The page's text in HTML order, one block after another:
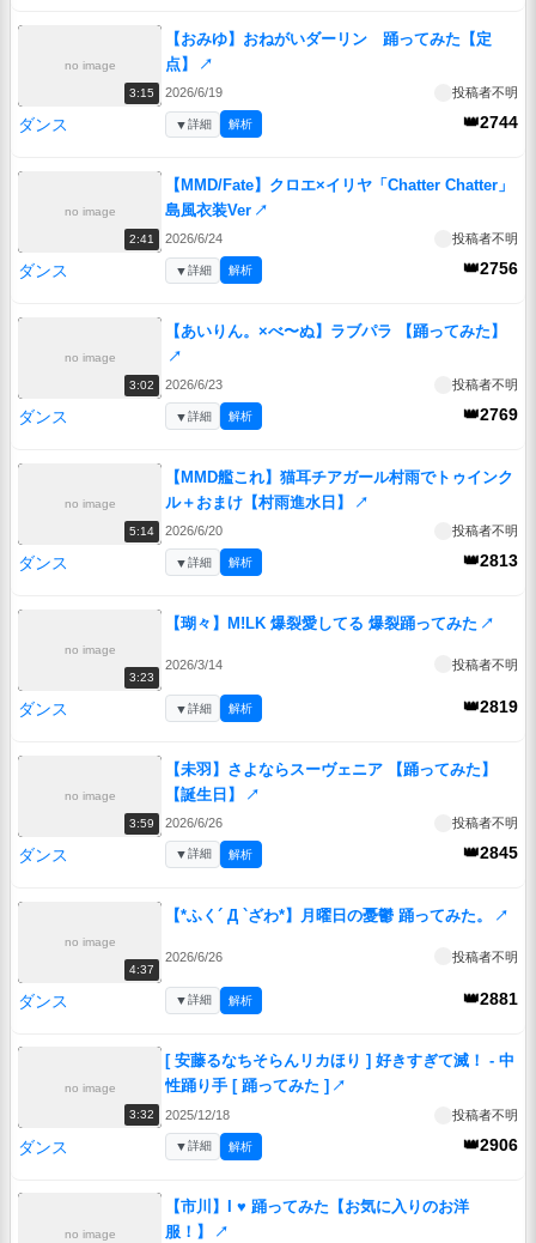
no image
3:15
【おみゆ】おねがいダーリン 踊ってみた【定
点】
↗
2026/6/19 投稿者不明
ダンス 👑2744
▼詳細 解析
no image
2:41
【MMD/Fate】クロエ×イリヤ「Chatter Chatter」
島風衣装Ver ↗
2026/6/24 投稿者不明
ダンス 👑2756
▼詳細 解析
no image
3:02
【あいりん。×べ〜ぬ】ラブパラ 【踊ってみた】
↗
2026/6/23 投稿者不明
ダンス 👑2769
▼詳細 解析
no image
5:14
【MMD艦これ】猫耳チアガール村雨でトゥインク
ル＋おまけ【村雨進水日】
↗
2026/6/20 投稿者不明
ダンス 👑2813
▼詳細 解析
no image
3:23
【瑚々】M!LK 爆裂愛してる 爆裂踊ってみた ↗
2026/3/14 投稿者不明
ダンス 👑2819
▼詳細 解析
no image
3:59
【未羽】さよならスーヴェニア 【踊ってみた】
【誕生日】
↗
2026/6/26 投稿者不明
ダンス 👑2845
▼詳細 解析
no image
4:37
【*ふく´ Д `ざわ*】月曜日の憂鬱 踊ってみた。 ↗
2026/6/26 投稿者不明
ダンス 👑2881
▼詳細 解析
no image
3:32
[ 安藤るなちそらんリカほり ] 好きすぎて滅！ - 中
性踊り手 [ 踊ってみた ] ↗
2025/12/18 投稿者不明
ダンス 👑2906
▼詳細 解析
no image
【市川】I ♥ 踊ってみた【お気に入りのお洋
服！】
↗